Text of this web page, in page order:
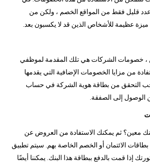
عدد قليل فقط من المواقع الخصم ، ولكن من
ميزة عظيمة للأشخاص الذين قد لا يكسبون بعد.
، خصومات الشركات هي تلك المقدمة لموظفي
من مزايا الخصومات الإضافية التي يقدمها
التحقق من بطاقة هوية الشركة في حساب
الوصول إلى الصفقة.
معين؟ ثم يمكنك الاستفادة من العروض عن
الائتمان أو الخصم الخاصة بهم. سيتم تطبيق
إذا قمت بالدفع ببطاقة هذا البنك. يمكننا أيضًا